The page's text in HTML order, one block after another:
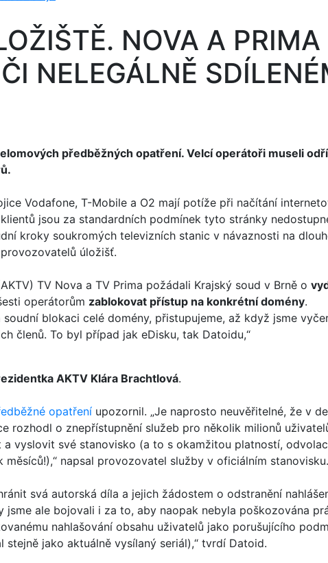
NOVA A PRIMA
NELEGÁLNĚ
předběžných opatření. Velcí operátoři museli
Vodafone, T-Mobile a O2 mají potíže při načítání
jsou za standardních podmínek tyto stránky
kroky soukromých televizních stanic v návaznosti na
úložišť.
TV Nova a TV Prima požádali Krajský soud v Brně o
operátorům zablokovat přístup na konkrétní domény.
blokaci celé domény, přistupujeme, až když jsme
členů. To byl případ jak eDisku, tak Datoidu,“
AKTV Klára Brachtlová.
opatření upozornil. „Je naprosto neuvěřitelné, že v
rozhodl o znepřístupnění služeb pro několik milionů
vyslovit své stanovisko (a to s okamžitou platností,
napsal provozovatel služby v oficiálním stanovisku.
svá autorská díla a jejich žádostem o odstranění
jsme ale bojovali i za to, aby naopak nebyla poškozována
nahlašování obsahu uživatelů jako porušujícího
stejně jako aktuálně vysílaný seriál),“ tvrdí Datoid.